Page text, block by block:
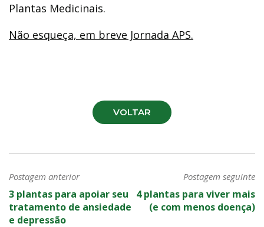
Plantas Medicinais.
Não esqueça, em breve Jornada APS.
VOLTAR
Postagem anterior
3 plantas para apoiar seu
tratamento de ansiedade
e depressão
Postagem seguinte
4 plantas para viver mais
(e com menos doença)